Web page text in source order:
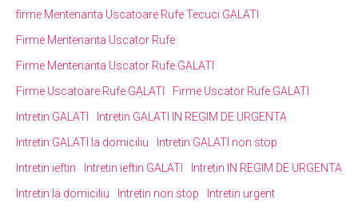
firme Mentenanta Uscatoare Rufe Tecuci GALATI
Firme Mentenanta Uscator Rufe
Firme Mentenanta Uscator Rufe GALATI
Firme Uscatoare Rufe GALATI
Firme Uscator Rufe GALATI
Intretin GALATI
Intretin GALATI IN REGIM DE URGENTA
Intretin GALATI la domiciliu
Intretin GALATI non stop
Intretin ieftin
Intretin ieftin GALATI
Intretin IN REGIM DE URGENTA
Intretin la domiciliu
Intretin non stop
Intretin urgent